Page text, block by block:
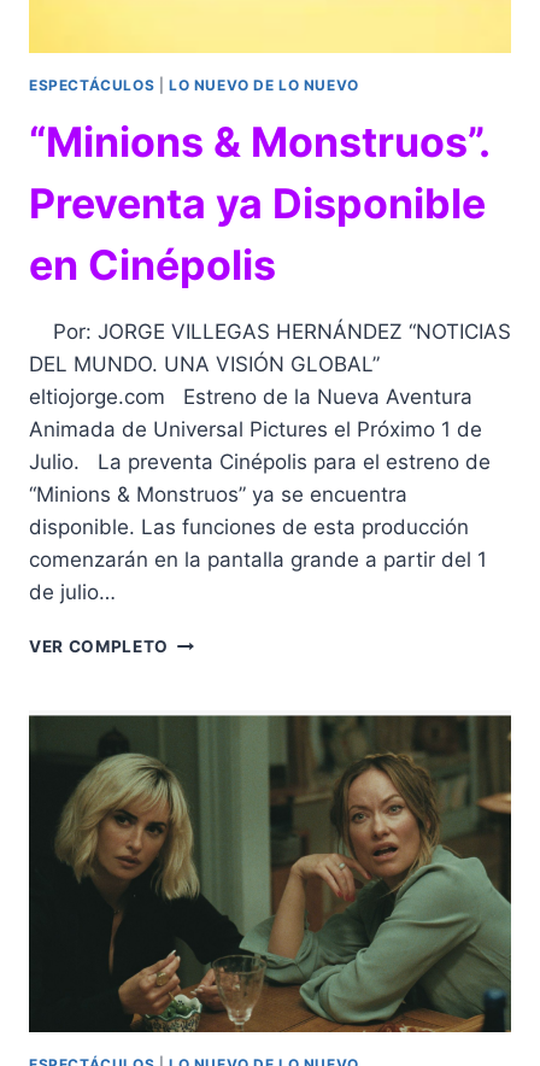
ESPECTÁCULOS LO NUEVO DE LO NUEVO
“Minions & Monstruos”.
Preventa ya Disponible
en Cinépolis
Por: JORGE VILLEGAS HERNÁNDEZ “NOTICIAS
DEL MUNDO. UNA VISIÓN GLOBAL”
eltiojorge.com Estreno de la Nueva Aventura
Animada de Universal Pictures el Próximo 1 de
Julio. La preventa Cinépolis para el estreno de
“Minions & Monstruos” ya se encuentra
disponible. Las funciones de esta producción
comenzarán en la pantalla grande a partir del 1
de julio…
VER COMPLETO “MINIONS
PREVENTA
DISPONIBLE
EN
CINÉPOLIS